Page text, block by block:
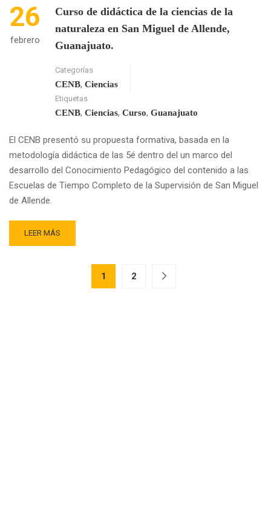
26
febrero
Curso de didáctica de la ciencias de la
naturaleza en San Miguel de Allende,
Guanajuato.
Categorías
CENB, Ciencias
Etiquetas
CENB, Ciencias, Curso, Guanajuato
El CENB presentó su propuesta formativa, basada en la
metodología didáctica de las 5é dentro del un marco del
desarrollo del Conocimiento Pedagógico del contenido a las
Escuelas de Tiempo Completo de la Supervisión de San Miguel
de Allende.
READ
MORE
LEER MÁS
1 2